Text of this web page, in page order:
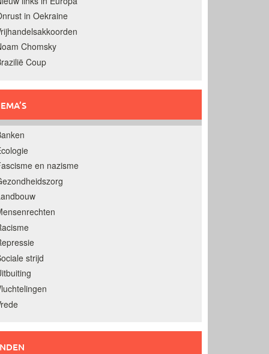
in Oekraine
Chomsky
Coup
en nazisme
strijd